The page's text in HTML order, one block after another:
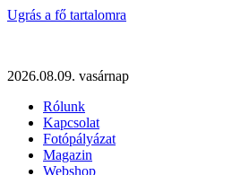
Ugrás a fő tartalomra
2026.08.09. vasárnap
Rólunk
Kapcsolat
Fotópályázat
Magazin
Webshop